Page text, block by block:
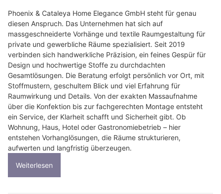
Phoenix & Cataleya Home Elegance GmbH steht für genau
diesen Anspruch. Das Unternehmen hat sich auf
massgeschneiderte Vorhänge und textile Raumgestaltung für
private und gewerbliche Räume spezialisiert. Seit 2019
verbinden sich handwerkliche Präzision, ein feines Gespür für
Design und hochwertige Stoffe zu durchdachten
Gesamtlösungen. Die Beratung erfolgt persönlich vor Ort, mit
Stoffmustern, geschultem Blick und viel Erfahrung für
Raumwirkung und Details. Von der exakten Massaufnahme
über die Konfektion bis zur fachgerechten Montage entsteht
ein Service, der Klarheit schafft und Sicherheit gibt. Ob
Wohnung, Haus, Hotel oder Gastronomiebetrieb – hier
entstehen Vorhanglösungen, die Räume strukturieren,
aufwerten und langfristig überzeugen.
Weiterlesen